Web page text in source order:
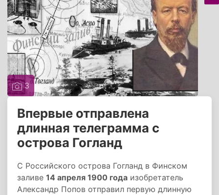
3
Впервые отправлена
длинная телеграмма с
острова Гогланд
С Российского острова Гогланд в Финском
заливе 14 апреля 1900 года изобретатель
Александр Попов отправил первую длинную